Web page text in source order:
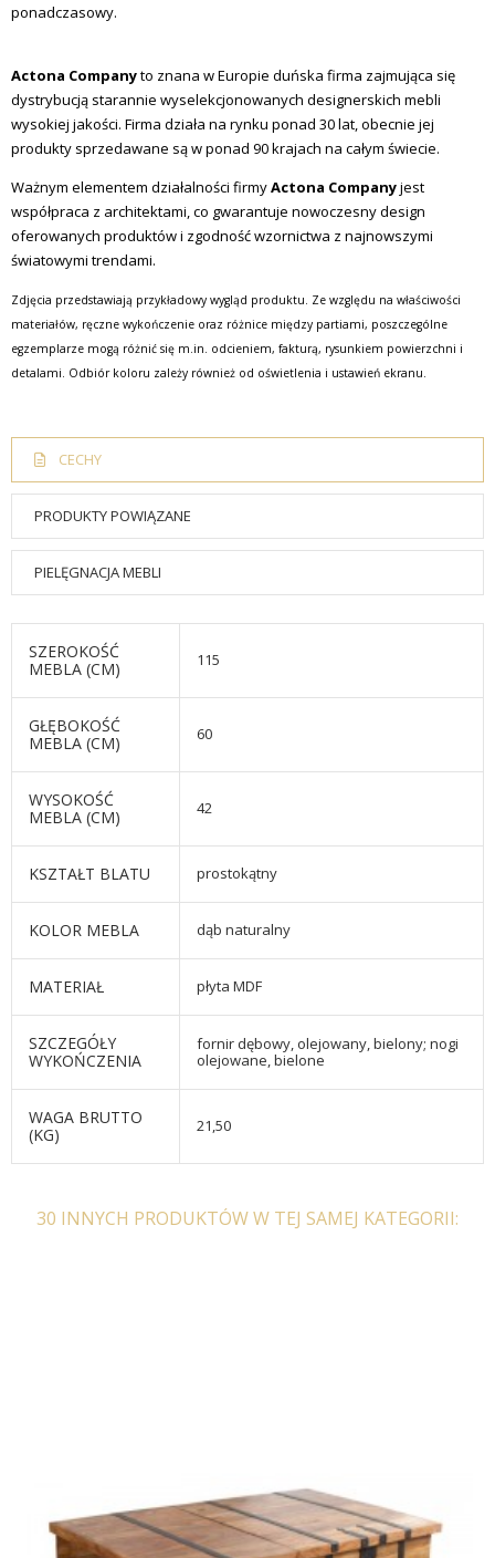
ponadczasowy.
Actona Companyto znana w Europie duńska firma zajmująca się
dystrybucją starannie wyselekcjonowanych designerskich mebli
wysokiej jakości. Firma działa na rynku ponad 30 lat, obecnie jej
produkty sprzedawane są w ponad 90 krajach na całym świecie.
Ważnym elementem działalności firmyActona Companyjest
współpraca z architektami, co gwarantuje nowoczesny design
oferowanych produktów i zgodność wzornictwa z najnowszymi
światowymi trendami.
Zdjęcia przedstawiają przykładowy wygląd produktu. Ze względu na właściwości
materiałów, ręczne wykończenie oraz różnice między partiami, poszczególne
egzemplarze mogą różnić się m.in. odcieniem, fakturą, rysunkiem powierzchni i
detalami. Odbiór koloru zależy również od oświetlenia i ustawień ekranu.
CECHY
PRODUKTY POWIĄZANE
PIELĘGNACJA MEBLI
SZEROKOŚĆ
MEBLA (CM)
115
GŁĘBOKOŚĆ
MEBLA (CM)
60
WYSOKOŚĆ
MEBLA (CM)
42
KSZTAŁT BLATU prostokątny
KOLOR MEBLA dąb naturalny
MATERIAŁ płyta MDF
SZCZEGÓŁY
WYKOŃCZENIA
fornir dębowy, olejowany, bielony; nogi
olejowane, bielone
WAGA BRUTTO
(KG)
21,50
30 INNYCH PRODUKTÓW W TEJ SAMEJ KATEGORII: